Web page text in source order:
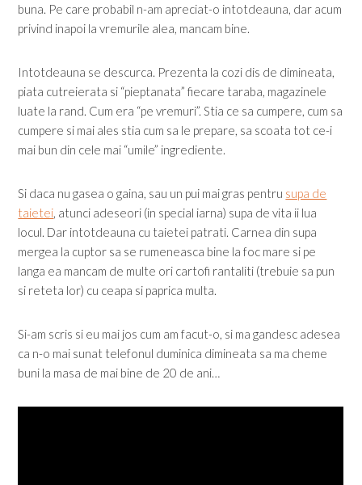
buna. Pe care probabil n-am apreciat-o intotdeauna, dar acum
privind inapoi la vremurile alea, mancam bine.
Intotdeauna se descurca. Prezenta la cozi dis de dimineata,
piata cutreierata si “pieptanata” fiecare taraba, magazinele
luate la rand. Cum era “pe vremuri”. Stia ce sa cumpere, cum sa
cumpere si mai ales stia cum sa le prepare, sa scoata tot ce-i
mai bun din cele mai “umile” ingrediente.
Si daca nu gasea o gaina, sau un pui mai gras pentru supa de
taietei, atunci adeseori (in special iarna) supa de vita ii lua
locul. Dar intotdeauna cu taietei patrati. Carnea din supa
mergea la cuptor sa se rumeneasca bine la foc mare si pe
langa ea mancam de multe ori cartofi rantaliti (trebuie sa pun
si reteta lor) cu ceapa si paprica multa.
Si-am scris si eu mai jos cum am facut-o, si ma gandesc adesea
ca n-o mai sunat telefonul duminica dimineata sa ma cheme
buni la masa de mai bine de 20 de ani…